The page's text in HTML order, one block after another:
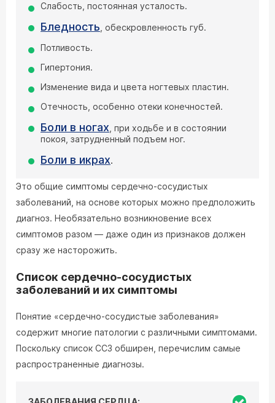
Слабость, постоянная усталость.
Бледность , обескровленность губ.
Потливость.
Гипертония.
Изменение вида и цвета ногтевых пластин.
Отечность, особенно отеки конечностей.
Боли в ногах , при ходьбе и в состоянии
покоя, затрудненный подъем ног.
Боли в икрах.
Это общие симптомы сердечно-сосудистых
заболеваний, на основе которых можно предположить
диагноз. Необязательно возникновение всех
симптомов разом — даже один из признаков должен
сразу же насторожить.
Список сердечно-сосудистых
заболеваний и их симптомы
Понятие «сердечно-сосудистые заболевания»
содержит многие патологии с различными симптомами.
Поскольку список ССЗ обширен, перечислим самые
распространенные диагнозы.